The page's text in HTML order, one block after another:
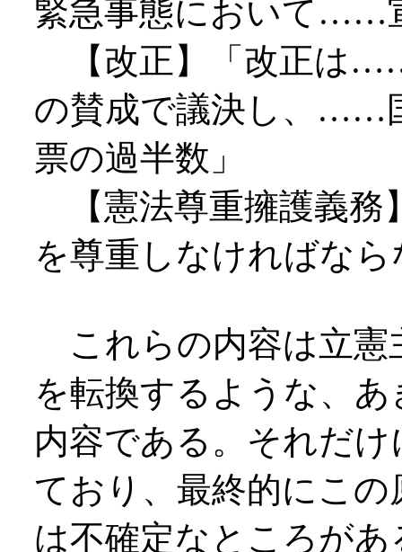
緊急事態において……
【改正】「改正は
の賛成で議決し、……
票の過半数」
【憲法尊重擁護義務
を尊重しなければなら
これらの内容は立憲
を転換するような、
内容である。それだ
ており、最終的にこ
は不確定なところが